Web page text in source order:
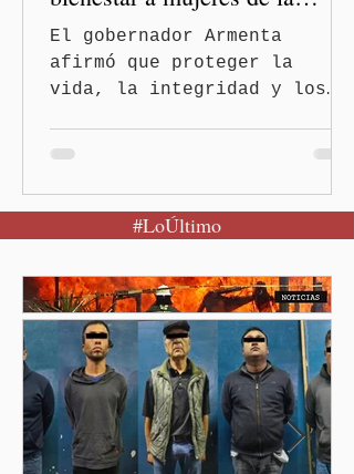
periferia urbana
El gobernador Armenta
afirmó que proteger la
vida, la integridad y los
Puebla, Pue.-Cuando una
mujer encuentra un lugar
también recupera la
esperanza de vivir sin
miedo. Con esa visión, el
gobernador Alejandro
Armenta Mier inauguró el
Centro LIBRE (Libertad,
Igualdad, Bienestar, Redes,
Emancipación) número 62 y
#LoÚltimo